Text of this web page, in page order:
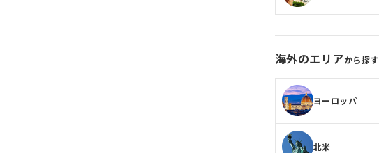
海外のエリアから探す
ヨーロッパ
北米